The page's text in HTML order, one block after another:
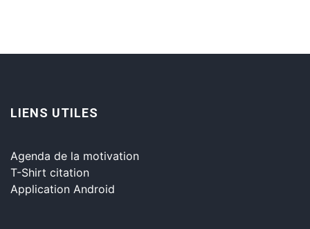
LIENS UTILES
Agenda de la motivation
T-Shirt citation
Application Android